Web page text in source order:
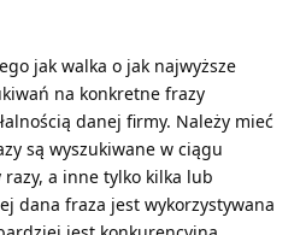
jak walka o jak najwyższe
na konkretne frazy
danej firmy. Należy mieć
są wyszukiwane w ciągu
a inne tylko kilka lub
dana fraza jest wykorzystywana